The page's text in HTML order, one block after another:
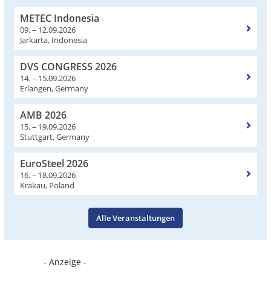
METEC Indonesia
09. – 12.09.2026
Jarkarta, Indonesia
DVS CONGRESS 2026
14. – 15.09.2026
Erlangen, Germany
AMB 2026
15. – 19.09.2026
Stuttgart, Germany
EuroSteel 2026
16. – 18.09.2026
Krakau, Poland
Alle Veranstaltungen
- Anzeige -